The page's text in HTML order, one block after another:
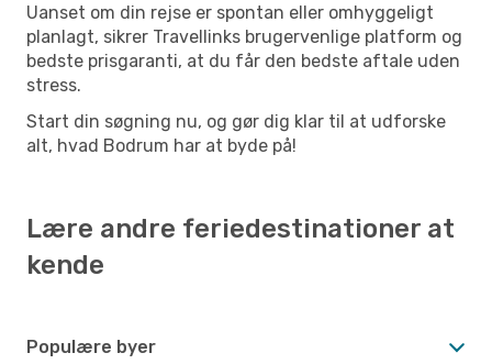
Uanset om din rejse er spontan eller omhyggeligt
planlagt, sikrer Travellinks brugervenlige platform og
bedste prisgaranti, at du får den bedste aftale uden
stress.
Start din søgning nu, og gør dig klar til at udforske
alt, hvad Bodrum har at byde på!
Lære andre feriedestinationer at
kende
Populære byer